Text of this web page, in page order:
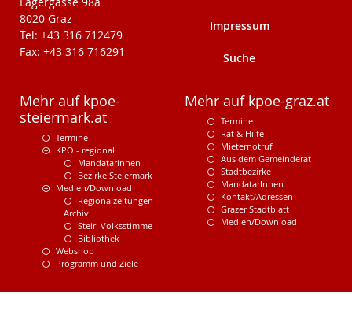
8020 Graz
Tel: +43 316 712479
Fax: +43 316 716291
Impressum
Suche
Mehr auf kpoe-
steiermark.at
Termine
KPÖ - regional
Mandatarinnen
Bezirke Steiermark
Medien/Download
Regionalzeitungen
Archiv
Steir. Volksstimme
Bibliothek
Webshop
Programm und Ziele
Mehr auf kpoe-graz.at
Termine
Rat & Hilfe
Mieternotruf
Aus dem Gemeinderat
Stadtbezirke
MandatarInnen
Kontakt/Adressen
Grazer Stadtblatt
Medien/Download